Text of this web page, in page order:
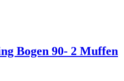
Bogen 90- 2 Muffen